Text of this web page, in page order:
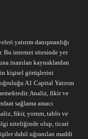
yatırım danışmanlığı
Bu internet sitesinde yer
inanılan kaynaklardan
kişisel görüşlerini
A1 Capital Yatırım
Analiz, fikir ve
sağlama amacı
fikir, yorum, tablo ve
niteliğinde olup, ticari
dahil uğranılan maddi